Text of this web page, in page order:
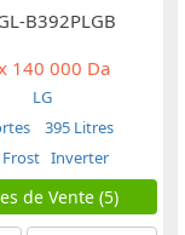
B392PLGB
140 000 Da
LG
395 Litres
Inverter
de Vente (5)